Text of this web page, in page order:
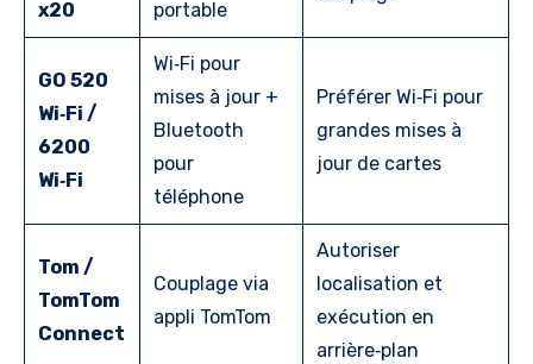
x20
portable
GO 520
Wi‑Fi /
6200
Wi‑Fi
Wi‑Fi pour
mises à jour +
Bluetooth
pour
téléphone
Préférer Wi‑Fi pour
grandes mises à
jour de cartes
Tom /
TomTom
Connect
Couplage via
appli TomTom
Autoriser
localisation et
exécution en
arrière‑plan